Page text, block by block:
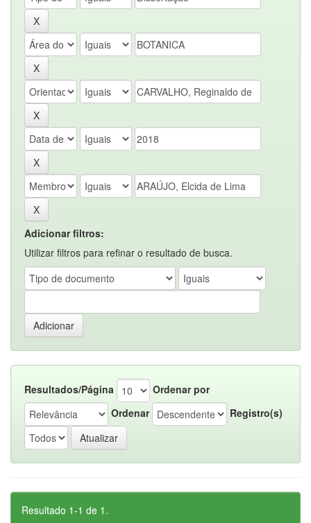
Adicionar filtros:
Utilizar filtros para refinar o resultado de busca.
Resultados/Página
Ordenar por
Ordenar
Registro(s)
Resultado 1-1 de 1.